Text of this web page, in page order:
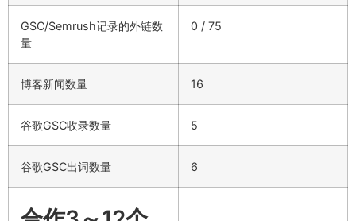
GSC/Semrush记录的外链数
量
0 / 75
博客新闻数量 16
谷歌GSC收录数量 5
谷歌GSC出词数量 6